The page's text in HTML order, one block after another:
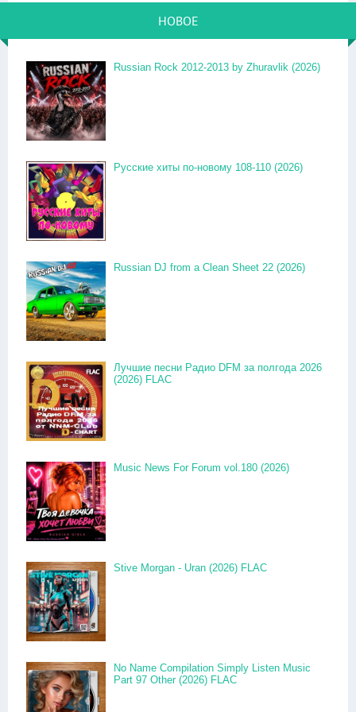
НОВОЕ
Russian Rock 2012-2013 by Zhuravlik (2026)
Русские хиты по-новому 108-110 (2026)
Russian DJ from a Clean Sheet 22 (2026)
Лучшие песни Радио DFM за полгода 2026
(2026) FLAC
Music News For Forum vol.180 (2026)
Stive Morgan - Uran (2026) FLAC
No Name Compilation Simply Listen Music
Part 97 Other (2026) FLAC